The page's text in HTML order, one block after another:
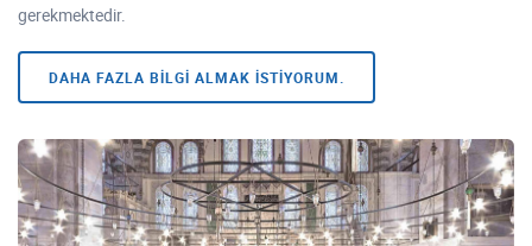
gerekmektedir.
DAHA FAZLA BILGI ALMAK İSTIYORUM.